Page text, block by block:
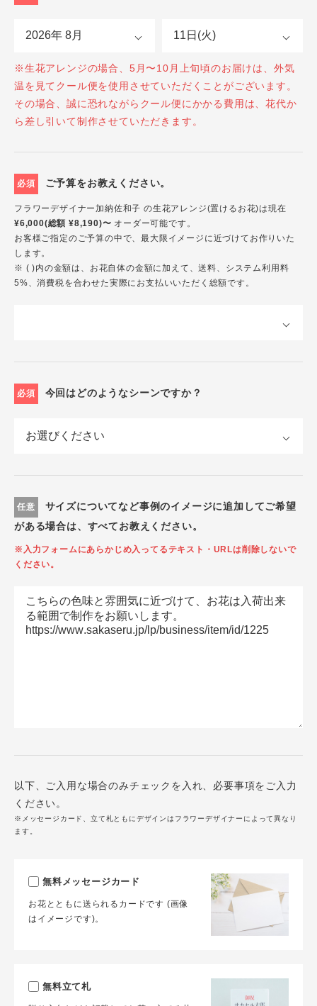
※生花アレンジの場合、5月〜10月上旬頃のお届けは、外気
温を見てクール便を使用させていただくことがございます。
その場合、誠に恐れながらクール便にかかる費用は、花代か
ら差し引いて制作させていただきます。
必須 ご予算をお教えください。
フラワーデザイナー加納佐和子 の生花アレンジ(置けるお花)は現在
¥6,000(総額 ¥8,190)〜 オーダー可能です。
お客様ご指定のご予算の中で、最大限イメージに近づけてお作りいた
します。
※ ( )内の金額は、お花自体の金額に加えて、送料、システム利用料
5%、消費税を合わせた実際にお支払いいただく総額です。
必須 今回はどのようなシーンですか？
任意
サイズについてなど事例のイメージに追加してご希望
がある場合は、すべてお教えください。
※入力フォームにあらかじめ入ってるテキスト・URLは削除しないで
ください。
以下、ご入用な場合のみチェックを入れ、必要事項をご入力
ください。
※メッセージカード、立て札ともにデザインはフラワーデザイナーによって異なり
ます。
無料メッセージカード
お花とともに送られるカードです (画像
はイメージです)。
無料立て札